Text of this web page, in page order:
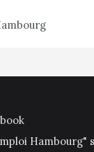
Hambourg"